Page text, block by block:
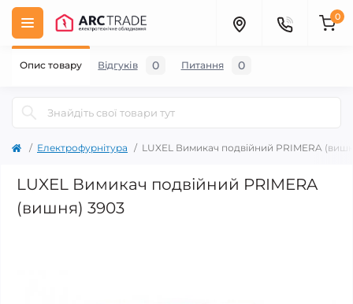
0
Електрофурнітура LUXEL Вимикач подвійний PRIMERA
LUXEL Вимикач подвійний PRIMERA
(вишня) 3903
Опис товару Відгуків 0 Питання 0